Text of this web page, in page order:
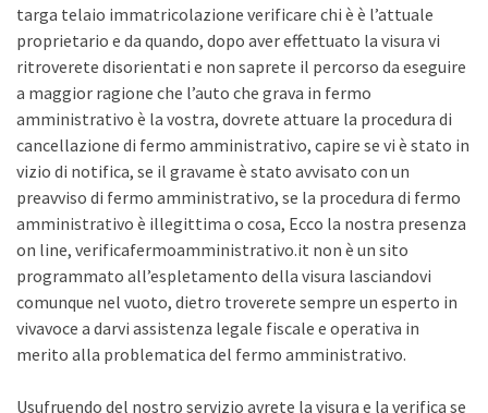
targa telaio immatricolazione verificare chi è è l’attuale
proprietario e da quando, dopo aver effettuato la visura vi
ritroverete disorientati e non saprete il percorso da eseguire
a maggior ragione che l’auto che grava in fermo
amministrativo è la vostra, dovrete attuare la procedura di
cancellazione di fermo amministrativo, capire se vi è stato in
vizio di notifica, se il gravame è stato avvisato con un
preavviso di fermo amministrativo, se la procedura di fermo
amministrativo è illegittima o cosa, Ecco la nostra presenza
on line, verificafermoamministrativo.it non è un sito
programmato all’espletamento della visura lasciandovi
comunque nel vuoto, dietro troverete sempre un esperto in
vivavoce a darvi assistenza legale fiscale e operativa in
merito alla problematica del fermo amministrativo.
Usufruendo del nostro servizio avrete la visura e la verifica se